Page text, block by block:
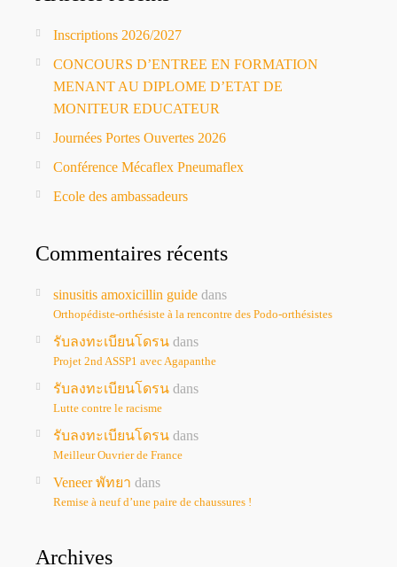
Inscriptions 2026/2027
CONCOURS D’ENTREE EN FORMATION
MENANT AU DIPLOME D’ETAT DE
MONITEUR EDUCATEUR
Journées Portes Ouvertes 2026
Conférence Mécaflex Pneumaflex
Ecole des ambassadeurs
Commentaires récents
sinusitis amoxicillin guide dans
Orthopédiste-orthésiste à la rencontre des Podo-orthésistes
รับลงทะเบียนโดรน dans
Projet 2nd ASSP1 avec Agapanthe
รับลงทะเบียนโดรน dans
Lutte contre le racisme
รับลงทะเบียนโดรน dans
Meilleur Ouvrier de France
Veneer พัทยา dans
Remise à neuf d’une paire de chaussures !
Archives